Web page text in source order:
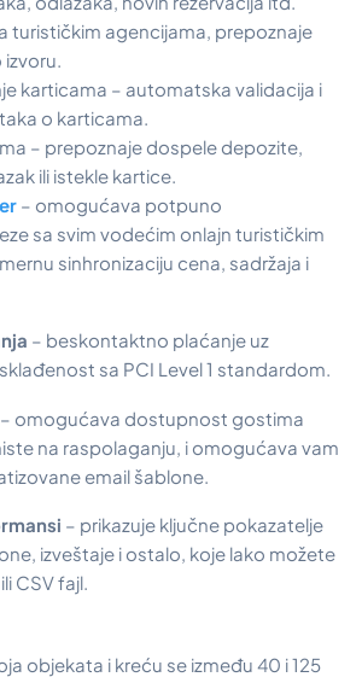
turističkim agencijama, prepoznaje
izvoru.
karticama – automatska validacija i
o karticama.
– prepoznaje dospele depozite,
ili istekle kartice.
– omogućava potpuno
sa svim vodećim onlajn turističkim
sinhronizaciju cena, sadržaja i
– beskontaktno plaćanje uz
sa PCI Level 1 standardom.
– omogućava dostupnost gostima
na raspolaganju, i omogućava vam
email šablone.
– prikazuje ključne pokazatelje
izveštaje i ostalo, koje lako možete
CSV fajl.
objekata i kreću se između 40 i 125